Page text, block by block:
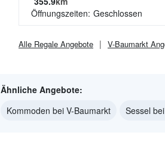
Öffnungszeiten: Geschlossen
Alle Regale Angebote V-Baumarkt
Ähnliche Angebote:
Kommoden bei V-Baumarkt
Sessel